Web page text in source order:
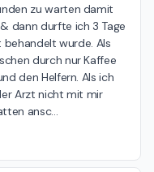
zu warten damit
dann durfte ich 3 Tage
behandelt wurde. Als
durch nur Kaffee
den Helfern. Als ich
Arzt nicht mit mir
ansc…